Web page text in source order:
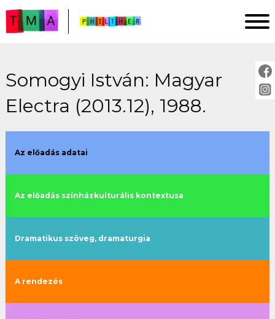
FŐOLDAL
ELEMZÉSEK
Somogyi István: Magyar
Electra (2013.12), 1988.
Az előadás adatai
Az előadás színházkulturális kontextusa
Dramatikus szöveg, dramaturgia
A rendezés